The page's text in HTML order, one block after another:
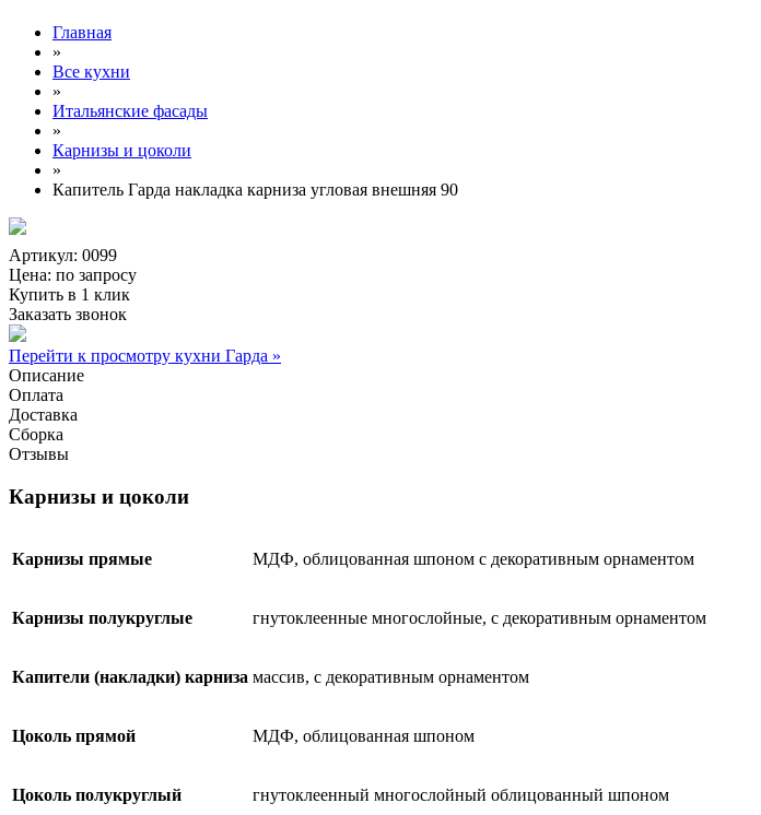
Главная
»
Все кухни
»
Итальянские фасады
»
Карнизы и цоколи
»
Капитель Гарда накладка карниза угловая внешняя 90
Артикул: 0099
Цена: по запросу
Купить в 1 клик
Заказать звонок
Перейти к просмотру кухни Гарда »
Описание
Оплата
Доставка
Сборка
Отзывы
Карнизы и цоколи
Карнизы прямые МДФ, облицованная шпоном с декоративным орнаментом
Карнизы полукруглые гнутоклеенные многослойные, с декоративным орнаментом
Капители (накладки) карниза массив, с декоративным орнаментом
Цоколь прямой МДФ, облицованная шпоном
Цоколь полукруглый гнутоклеенный многослойный облицованный шпоном